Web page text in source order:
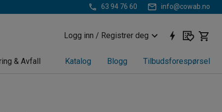
63 94 76 60 info@cowab.no
Logg inn / Registrer deg
& Avfall Katalog Blogg Tilbudsforespørsel